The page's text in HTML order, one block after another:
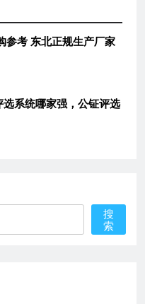
参考 东北正规生产厂家
系统哪家强，公钲评选
搜
索